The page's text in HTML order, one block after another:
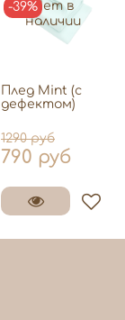
Нет в
наличии
-39%
Плед Mint (с
дефектом)
1290 руб
790 руб